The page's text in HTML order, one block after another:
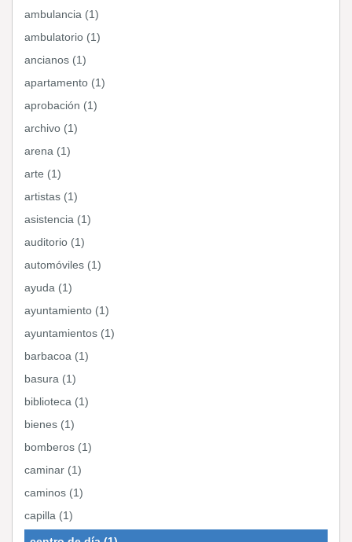
ambulancia (1)
ambulatorio (1)
ancianos (1)
apartamento (1)
aprobación (1)
archivo (1)
arena (1)
arte (1)
artistas (1)
asistencia (1)
auditorio (1)
automóviles (1)
ayuda (1)
ayuntamiento (1)
ayuntamientos (1)
barbacoa (1)
basura (1)
biblioteca (1)
bienes (1)
bomberos (1)
caminar (1)
caminos (1)
capilla (1)